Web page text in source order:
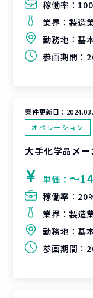
稼働率：
業界： 製造
勤務地：基
参画期間：
案件更新日：
オペレーション
大手化学品メ
単価： 〜
稼働率：
業界： 製造
勤務地：基
参画期間：